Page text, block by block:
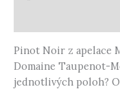
Pinot Noir z apelace
Domaine Taupenot-
jednotlivých poloh?